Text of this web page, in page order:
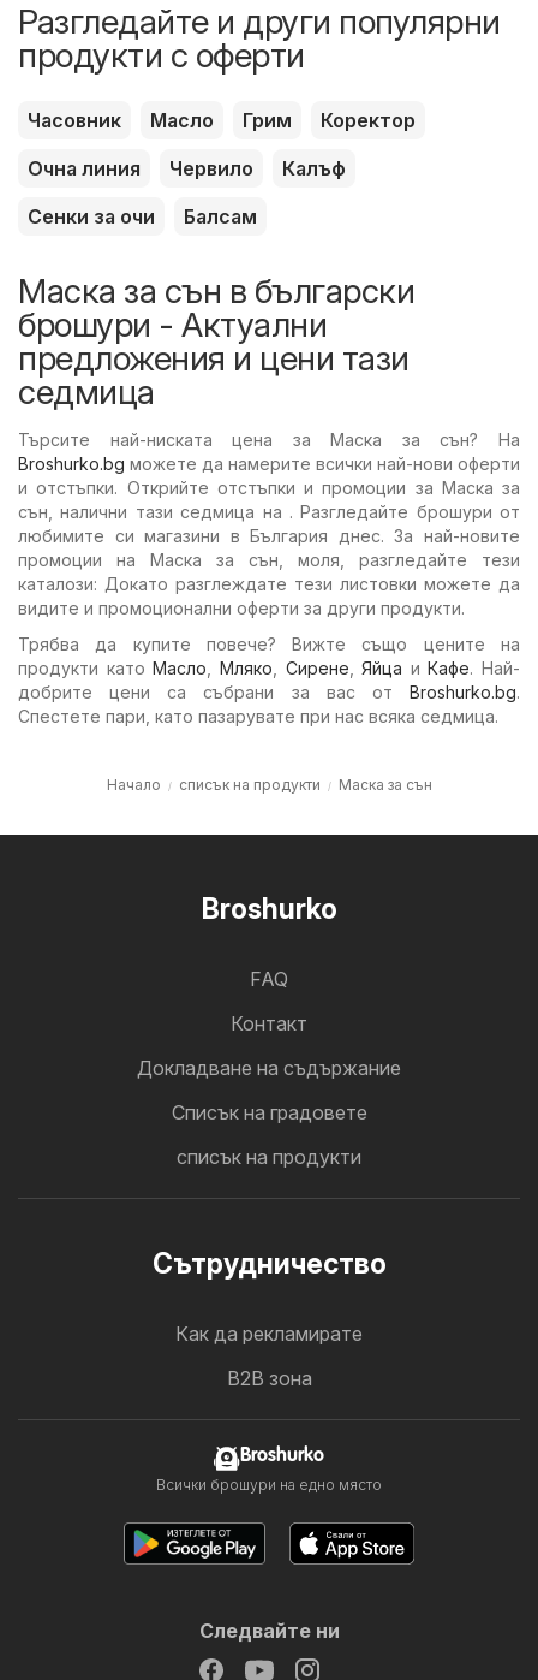
Разгледайте и други популярни
продукти с оферти
Часовник Масло Грим
Коректор
Очна линия
Червило
Калъф
Сенки за очи
Балсам
Маска за сън в български
брошури - Актуални
предложения и цени тази
седмица
Търсите най-ниската цена за Маска за сън? На
Broshurko.bg можете да намерите всички най-нови оферти
и отстъпки. Открийте отстъпки и промоции за Маска за
сън, налични тази седмица на . Разгледайте брошури от
любимите си магазини в България днес. За най-новите
промоции на Маска за сън, моля, разгледайте тези
каталози: Докато разглеждате тези листовки можете да
видите и промоционални оферти за други продукти.
Трябва да купите повече? Вижте също цените на
продукти катоМасло, Мляко, Сирене,Яйца иКафе. Най-
добрите цени са събрани за вас от Broshurko.bg.
Спестете пари, като пазарувате при нас всяка седмица.
Начало списък на продукти Маска за сън
Broshurko
FAQ
Контакт
Докладване на съдържание
Cписък на градовете
списък на продукти
Cътрудничество
Как да рекламирате
B2B зона
Broshurko
Всички брошури на едно място
Следвайте ни